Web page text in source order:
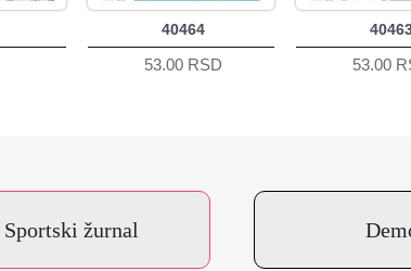
40464
53.00 RSD 53.00
Sportski žurnal